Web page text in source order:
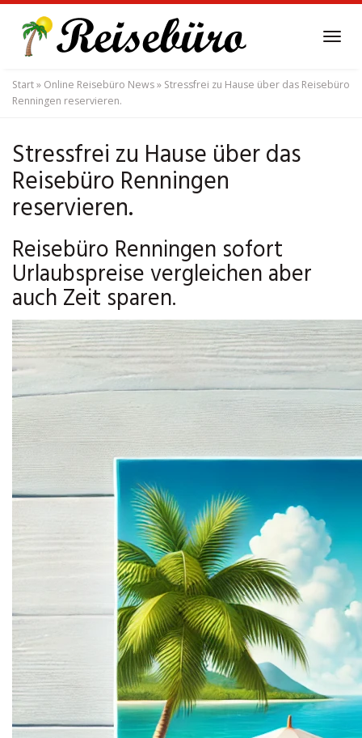
main
content
Start» Online Reisebüro News» Stressfrei zu Hause über das Reisebüro
Renningen reservieren.
Stressfrei zu Hause über das
Reisebüro Renningen
reservieren.
Reisebüro Renningen sofort
Urlaubspreise vergleichen aber
auch Zeit sparen.